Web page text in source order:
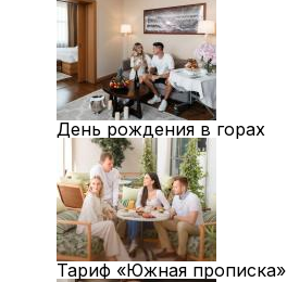
День рождения в горах
Тариф «Южная прописка»